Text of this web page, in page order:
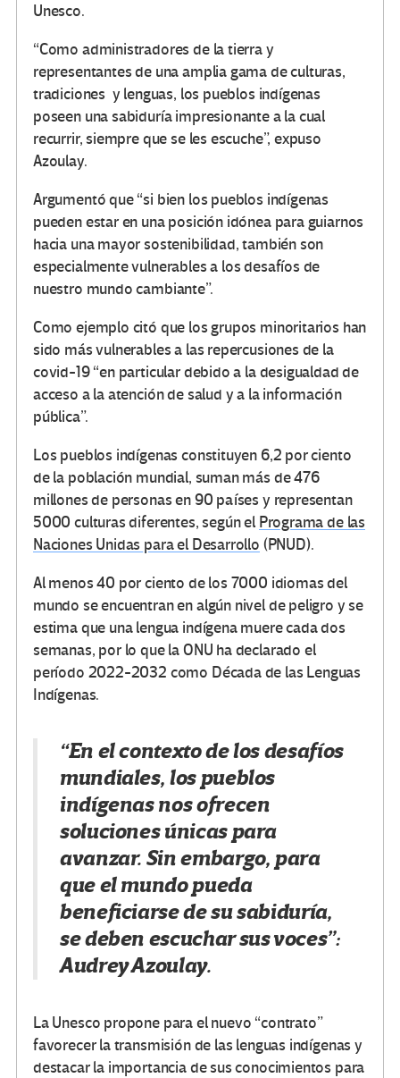
Unesco.
“Como administradores de la tierra y
representantes de una amplia gama de culturas,
tradiciones y lenguas, los pueblos indígenas
poseen una sabiduría impresionante a la cual
recurrir, siempre que se les escuche”, expuso
Azoulay.
Argumentó que “si bien los pueblos indígenas
pueden estar en una posición idónea para guiarnos
hacia una mayor sostenibilidad, también son
especialmente vulnerables a los desafíos de
nuestro mundo cambiante”.
Como ejemplo citó que los grupos minoritarios han
sido más vulnerables a las repercusiones de la
covid-19 “en particular debido a la desigualdad de
acceso a la atención de salud y a la información
pública”.
Los pueblos indígenas constituyen 6,2 por ciento
de la población mundial, suman más de 476
millones de personas en 90 países y representan
5000 culturas diferentes, según el Programa de las
Naciones Unidas para el Desarrollo (PNUD).
Al menos 40 por ciento de los 7000 idiomas del
mundo se encuentran en algún nivel de peligro y se
estima que una lengua indígena muere cada dos
semanas, por lo que la ONU ha declarado el
período 2022-2032 como Década de las Lenguas
Indígenas.
“En el contexto de los desafíos
mundiales, los pueblos
indígenas nos ofrecen
soluciones únicas para
avanzar. Sin embargo, para
que el mundo pueda
beneficiarse de su sabiduría,
se deben escuchar sus voces”:
Audrey Azoulay.
La Unesco propone para el nuevo “contrato”
favorecer la transmisión de las lenguas indígenas y
destacar la importancia de sus conocimientos para